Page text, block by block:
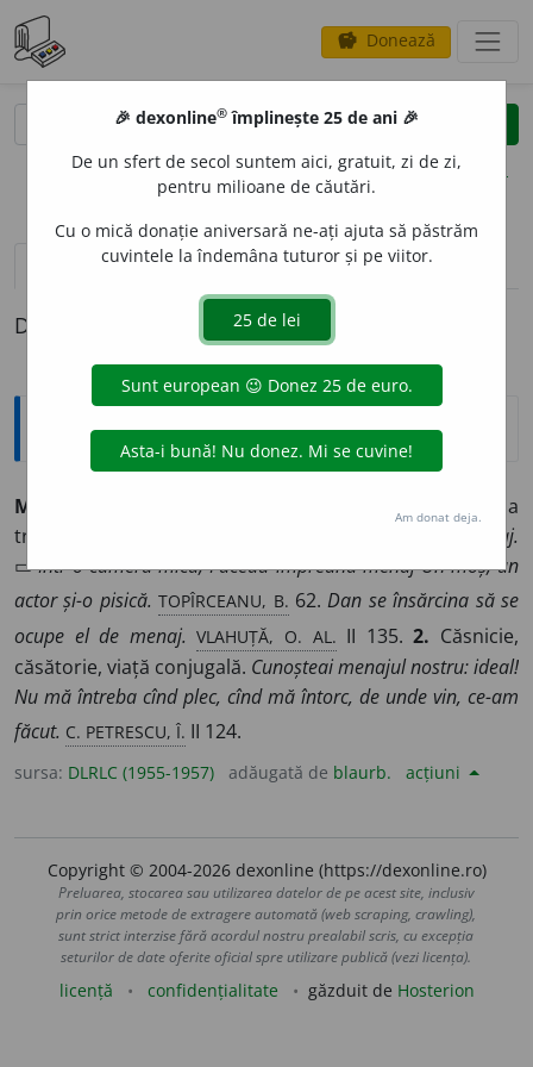
savings Donează
clear
opțiuni
definiții (1) pronunțievolume_up (1)
Definiția cu ID-ul 918270:
Explicative DEX
MEN
Gospodărie (limitată la
treburile casei, uneori ale bucătăriei).
Obiecte de menaj.
▭Într-o cameră mică, Făceau împreună menaj Un moș, un
actor și-o pisică. TOPÎRCEANU, B. 62.Dan se însărcina să se
ocupe el de menaj. VLAHUȚĂ, O. AL. II 135.2. Căsnicie,
căsătorie, viață conjugală. Cunoșteai menajul nostru: ideal!
Nu mă întreba cînd plec, cînd mă întorc, de unde vin, ce-am
făcut. C. PETRESCU, Î. II 124.
sursa: DLRLC (1955-1957) adăugată de blaurb. acțiuni
Copyright © 2004-2026 dexonline (https://dexonline.ro)
Preluarea, stocarea sau utilizarea datelor de pe acest site, inclusiv
prin orice metode de extragere automată (web scraping, crawling),
sunt strict interzise fără acordul nostru prealabil scris, cu excepția
seturilor de date oferite oficial spre utilizare publică (vezi licența).
licență confidențialitate găzduit de Hosterion
🎉 dexonline® împlinește 25 de ani 🎉
De un sfert de secol suntem aici, gratuit, zi de zi,
pentru milioane de căutări.
Cu o mică donație aniversară ne-ați ajuta să păstrăm
cuvintele la îndemâna tuturor și pe viitor.
Am donat deja.